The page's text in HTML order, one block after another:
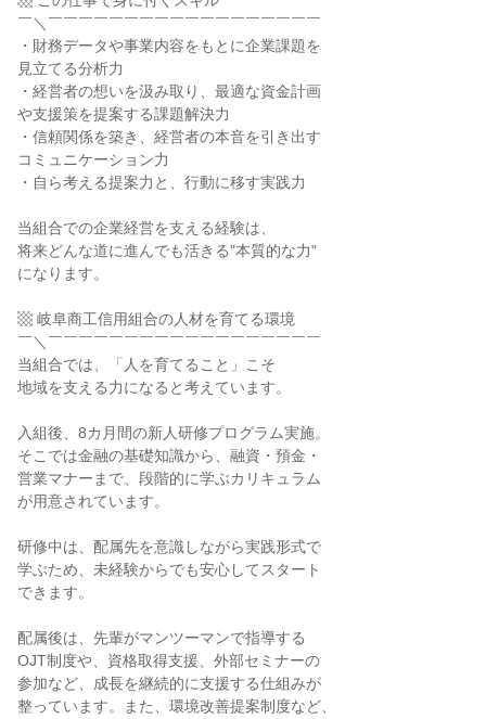
￣＼￣￣￣￣￣￣￣￣￣￣￣￣￣￣￣￣￣￣
・財務データや事業内容をもとに企業課題を
見立てる分析力
・経営者の想いを汲み取り、最適な資金計画
や支援策を提案する課題解決力
・信頼関係を築き、経営者の本音を引き出す
コミュニケーション力
・自ら考える提案力と、行動に移す実践力
当組合での企業経営を支える経験は、
将来どんな道に進んでも活きる"本質的な力"
になります。
▩ 岐阜商工信用組合の人材を育てる環境
￣＼￣￣￣￣￣￣￣￣￣￣￣￣￣￣￣￣￣￣
当組合では、「人を育てること」こそ
地域を支える力になると考えています。
入組後、8カ月間の新人研修プログラム実施。
そこでは金融の基礎知識から、融資・預金・
営業マナーまで、段階的に学ぶカリキュラム
が用意されています。
研修中は、配属先を意識しながら実践形式で
学ぶため、未経験からでも安心してスタート
できます。
配属後は、先輩がマンツーマンで指導する
OJT制度や、資格取得支援、外部セミナーの
参加など、成長を継続的に支援する仕組みが
整っています。また、環境改善提案制度など、